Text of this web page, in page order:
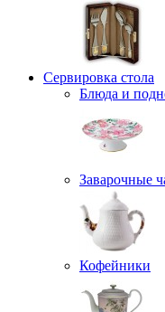
Сервировка стола
Блюда и
Заварочные
Кофейники